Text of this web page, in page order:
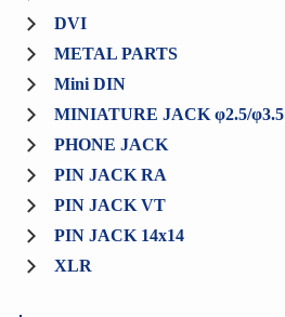
DVI
METAL PARTS
Mini DIN
MINIATURE JACK φ2.5/φ3.5
PHONE JACK
PIN JACK RA
PIN JACK VT
PIN JACK 14x14
XLR